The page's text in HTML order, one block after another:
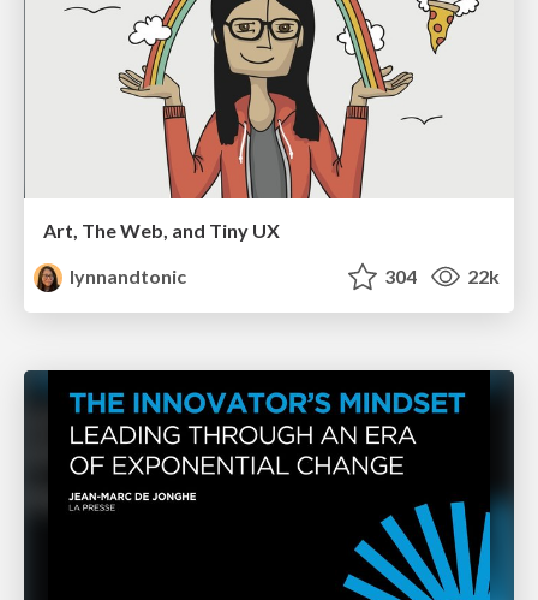
Art, The Web, and Tiny UX
lynnandtonic
304 22k